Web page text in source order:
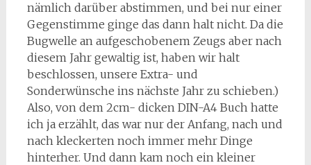
nämlich darüber abstimmen, und bei nur einer
Gegenstimme ginge das dann halt nicht. Da die
Bugwelle an aufgeschobenem Zeugs aber nach
diesem Jahr gewaltig ist, haben wir halt
beschlossen, unsere Extra- und
Sonderwünsche ins nächste Jahr zu schieben.)
Also, von dem 2cm- dicken DIN-A4 Buch hatte
ich ja erzählt, das war nur der Anfang, nach und
nach kleckerten noch immer mehr Dinge
hinterher. Und dann kam noch ein kleiner